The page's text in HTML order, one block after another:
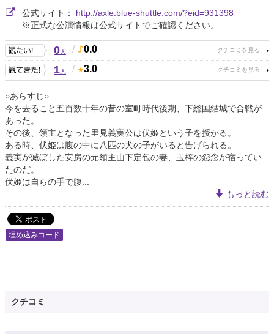
公式サイト： http://axle.blue-shuttle.com/?eid=931398
※正式な公演情報は公式サイトでご確認ください。
0人 / 0.0
1人 / 3.0
○あらすじ○
今を去ること五百数十年の昔の室町時代後期、下総国結城で合戦が
あった。
その後、領主となった里見義実公は伏姫という子を授かる。
ある時、伏姫は腹の中に八匹の犬の子がいると告げられる。
義実が滅ぼした安房の元領主山下定包の妻、玉梓の怨念が宿ってい
たのだ。
伏姫は自らの手で腹...
もっと読む
埋め込みコード
クチコミ